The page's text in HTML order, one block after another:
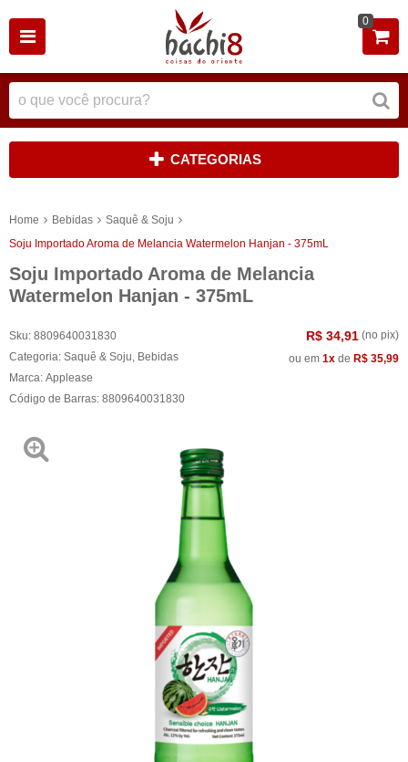
0
CATEGORIAS
Home Bebidas
Saquê & Soju
Soju Importado Aroma de Melancia Watermelon Hanjan - 375mL
Soju Importado Aroma de Melancia
Watermelon Hanjan - 375mL
Sku: 8809640031830
Categoria: Saquê & Soju Bebidas
Marca: Applease
Código de Barras: 8809640031830
R$ 34,91 (no pix)
ou em 1x de R$ 35,99